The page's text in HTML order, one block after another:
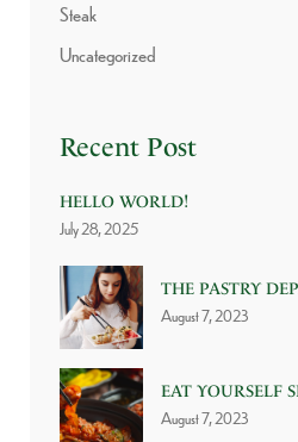
Steak
Uncategorized
Recent Post
HELLO WORLD!
July 28, 2025
THE PASTRY
August 7, 2023
EAT YOURSELF
August 7, 2023